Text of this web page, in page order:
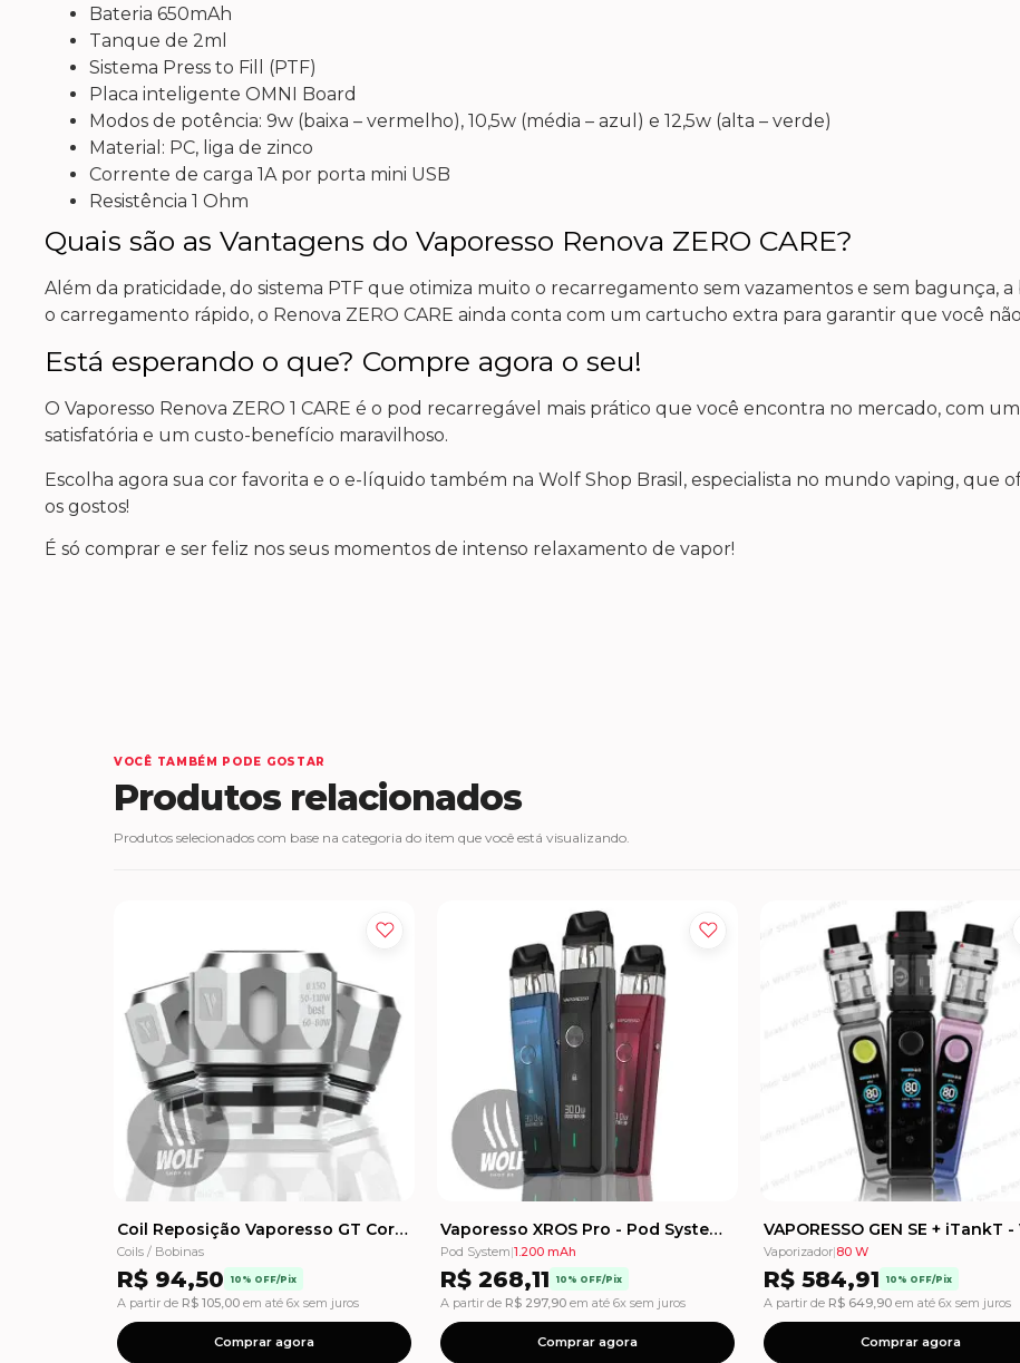
Bateria 650mAh
Tanque de 2ml
Sistema Press to Fill (PTF)
Placa inteligente OMNI Board
Modos de potência: 9w (baixa – vermelho), 10,5w (média – azul) e 12,5w (alta – verde)
Material: PC, liga de zinco
Corrente de carga 1A por porta mini USB
Resistência 1 Ohm
Quais são as Vantagens do Vaporesso Renova ZERO CARE?
Além da praticidade, do sistema PTF que otimiza muito o recarregamento sem vazamentos e sem bagunça,
o carregamento rápido, o Renova ZERO CARE ainda conta com um cartucho extra para garantir que você
Está esperando o que? Compre agora o seu!
O Vaporesso Renova ZERO 1 CARE é o pod recarregável mais prático que você encontra no mercado, com
satisfatória e um custo-benefício maravilhoso.
Escolha agora sua cor favorita e o e-líquido também na Wolf Shop Brasil, especialista no mundo vaping, que
os gostos!
É só comprar e ser feliz nos seus momentos de intenso relaxamento de vapor!
VOCÊ TAMBÉM PODE GOSTAR
Produtos relacionados
Produtos selecionados com base na categoria do item que você está visualizando.
Coil Reposição Vaporesso GT Cores Coils (3 unidades)
Coils / Bobinas
R$ 94,50 10% OFF/Pix
A partir de R$ 105,00 em até 6x sem juros
Comprar agora
Vaporesso XROS Pro - Pod System - 1200mAh
Pod System|1.200 mAh
R$ 268,11 10% OFF/Pix
A partir de R$ 297,90 em até 6x sem juros
Comprar agora
Vaporizador|80 W
R$ 584,91 10% OFF/Pix
A partir de R$ 649,90 em até 6x sem juros
Comprar agora